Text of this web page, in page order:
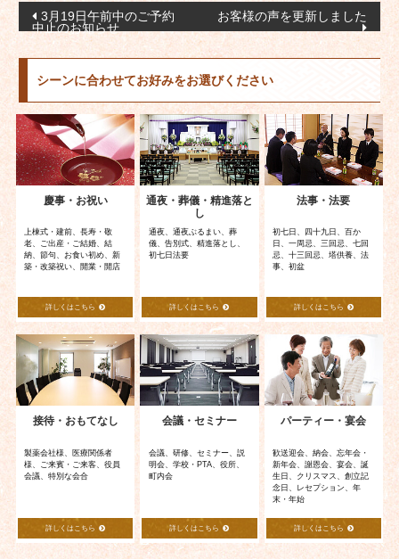
投
稿
ナ
ビ
ゲ
ー
シ
ョ
3月19日午前中のご予約
中止のお知らせ
お客様の声を更新しました
シーンに合わせてお好みをお選びください
慶事・お祝い
上棟式・建前、長寿・敬
老、ご出産・ご結婚、結
納、節句、お食い初め、新
築・改築祝い、開業・開店
詳しくはこちら
通夜・葬儀・精進落と
し
通夜、通夜ぶるまい、葬
儀、告別式、精進落とし、
初七日法要
詳しくはこちら
法事・法要
初七日、四十九日、百か
日、一周忌、三回忌、七回
忌、十三回忌、塔供養、法
事、初盆
詳しくはこちら
接待・おもてなし
製薬会社様、医療関係者
様、ご来賓・ご来客、役員
会議、特別な会合
詳しくはこちら
会議・セミナー
会議、研修、セミナー、説
明会、学校・PTA、役所、
町内会
詳しくはこちら
パーティー・宴会
歓送迎会、納会、忘年会・
新年会、謝恩会、宴会、誕
生日、クリスマス、創立記
念日、レセプション、年
末・年始
詳しくはこちら